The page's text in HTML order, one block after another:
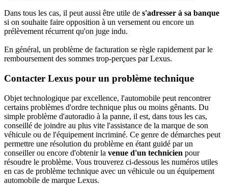
Dans tous les cas, il peut aussi être utile de s'adresser à sa banque
si on souhaite faire opposition à un versement ou encore un
prélèvement récurrent qu'on juge indu.
En général, un problème de facturation se règle rapidement par le
remboursement des sommes trop-perçues par Lexus.
Contacter Lexus pour un problème technique
Objet technologique par excellence, l'automobile peut rencontrer
certains problèmes d'ordre technique plus ou moins gênants. Du
simple problème d'autoradio à la panne, il est, dans tous les cas,
conseillé de joindre au plus vite l'assistance de la marque de son
véhicule ou de l'équipement incriminé. Ce genre de démarches peut
permettre une résolution du problème en étant guidé par un
conseiller ou encore d'obtenir la venue d'un technicien pour
résoudre le problème. Vous trouverez ci-dessous les numéros utiles
en cas de problème technique avec un véhicule ou un équipement
automobile de marque Lexus.